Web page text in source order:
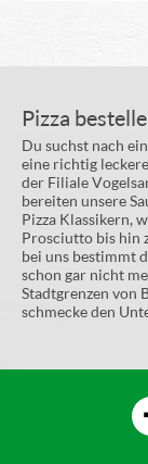
Pizza
Du suchst nach
eine richtig
der Filiale
bereiten unsere
Pizza Klassikern,
Prosciutto bis hin
bei uns bestimmt
schon gar nicht
Stadtgrenzen von
schmecke den